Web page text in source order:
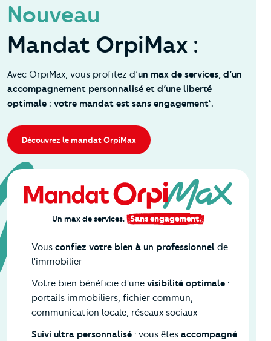
Nouveau
Mandat OrpiMax :
Avec OrpiMax, vous profitez d’un max de services, d’un
accompagnement personnalisé et d’une liberté
optimale : votre mandat est sans engagement*.
Découvrez le mandat OrpiMax
Un max de services. Sans engagement.
Vous confiez votre bien à un professionnel de
l'immobilier
Votre bien bénéficie d'une visibilité optimale :
portails immobiliers, fichier commun,
communication locale, réseaux sociaux
Suivi ultra personnalisé : vous êtes accompagné